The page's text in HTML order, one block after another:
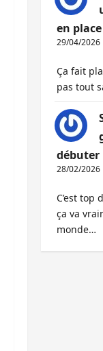
en place
29/04/2026
Ça fait
pas tout
débuter
28/02/2026
C’est top
ça va
monde…